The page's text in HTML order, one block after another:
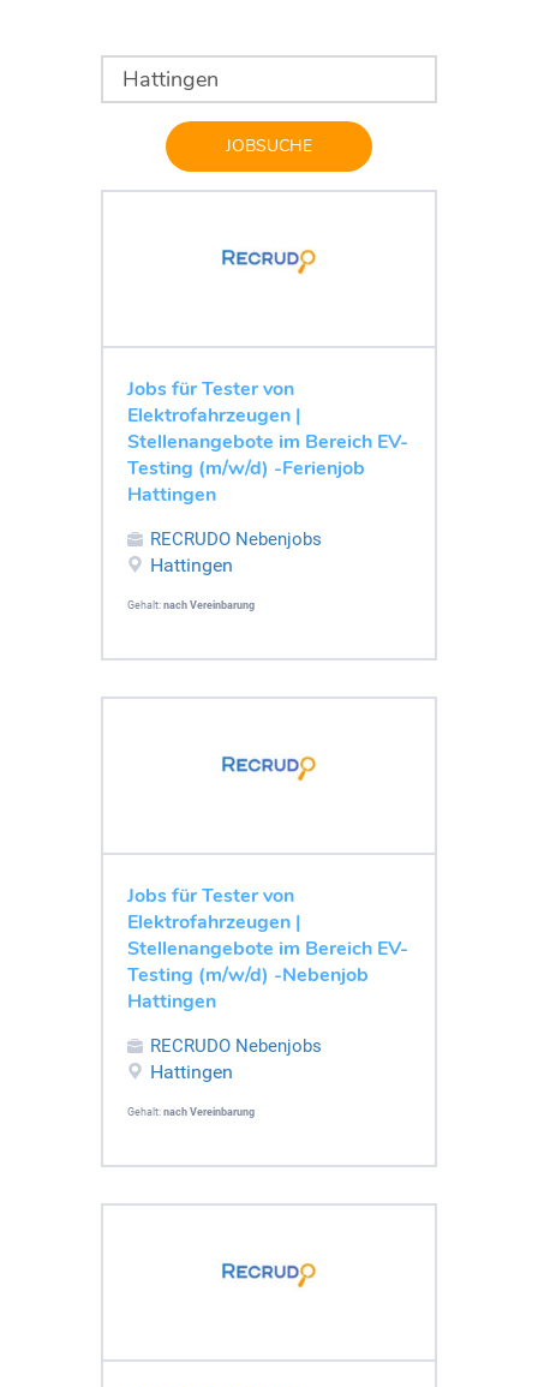
JOBSUCHE
Jobs für Tester von
Elektrofahrzeugen |
Stellenangebote im Bereich EV-
Testing (m/w/d) -Ferienjob
Hattingen
RECRUDO Nebenjobs
Hattingen
Gehalt: nach Vereinbarung
Jobs für Tester von
Elektrofahrzeugen |
Stellenangebote im Bereich EV-
Testing (m/w/d) -Nebenjob
Hattingen
RECRUDO Nebenjobs
Hattingen
Gehalt: nach Vereinbarung